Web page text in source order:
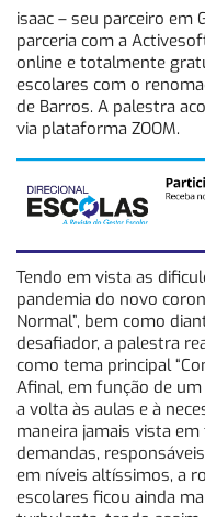
isaac – seu parceiro em
parceria com a
online e totalmente
escolares com o
de Barros. A palestra
via plataforma ZOOM.
Tendo em vista as
pandemia do novo
Normal”, bem como
desafiador, a palestra
como tema principal
Afinal, em função de
a volta às aulas e à
maneira jamais vista
demandas,
em níveis altíssimos, a
escolares ficou ainda